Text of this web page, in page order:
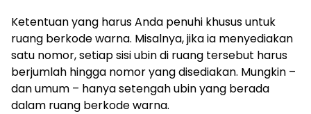
Ketentuan yang harus Anda penuhi khusus untuk
ruang berkode warna. Misalnya, jika ia menyediakan
satu nomor, setiap sisi ubin di ruang tersebut harus
berjumlah hingga nomor yang disediakan. Mungkin –
dan umum – hanya setengah ubin yang berada
dalam ruang berkode warna.